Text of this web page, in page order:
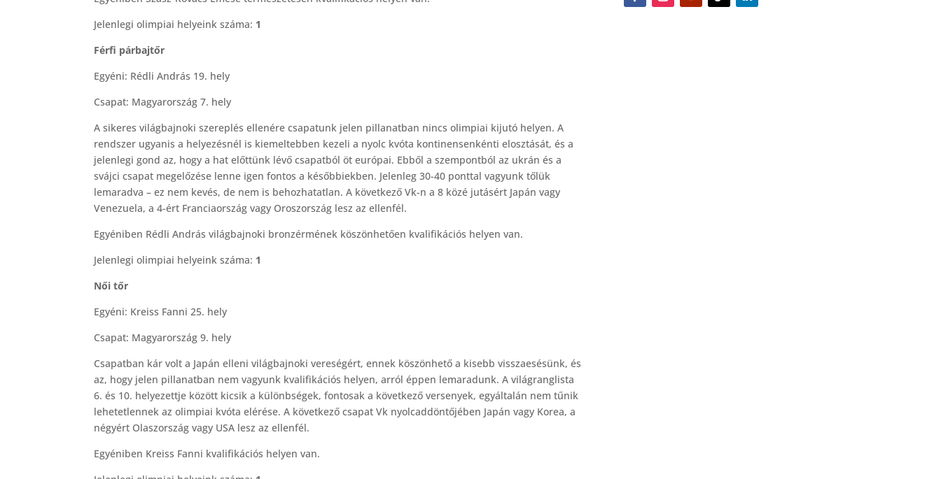
Jelenlegi olimpiai helyeink száma: 1
Férfi párbajtőr
Egyéni: Rédli András 19. hely
Csapat: Magyarország 7. hely
A sikeres világbajnoki szereplés ellenére csapatunk jelen pillanatban nincs olimpiai kijutó helyen. A
rendszer ugyanis a helyezésnél is kiemeltebben kezeli a nyolc kvóta kontinensenkénti elosztását, és a
jelenlegi gond az, hogy a hat előttünk lévő csapatból öt európai. Ebből a szempontból az ukrán és a
svájci csapat megelőzése lenne igen fontos a későbbiekben. Jelenleg 30-40 ponttal vagyunk tőlük
lemaradva – ez nem kevés, de nem is behozhatatlan. A következő Vk-n a 8 közé jutásért Japán vagy
Venezuela, a 4-ért Franciaország vagy Oroszország lesz az ellenfél.
Egyéniben Rédli András világbajnoki bronzérmének köszönhetően kvalifikációs helyen van.
Jelenlegi olimpiai helyeink száma: 1
Női tőr
Egyéni: Kreiss Fanni 25. hely
Csapat: Magyarország 9. hely
Csapatban kár volt a Japán elleni világbajnoki vereségért, ennek köszönhető a kisebb visszaesésünk, és
az, hogy jelen pillanatban nem vagyunk kvalifikációs helyen, arról éppen lemaradunk. A világranglista
6. és 10. helyezettje között kicsik a különbségek, fontosak a következő versenyek, egyáltalán nem tűnik
lehetetlennek az olimpiai kvóta elérése. A következő csapat Vk nyolcaddöntőjében Japán vagy Korea, a
négyért Olaszország vagy USA lesz az ellenfél.
Egyéniben Kreiss Fanni kvalifikációs helyen van.